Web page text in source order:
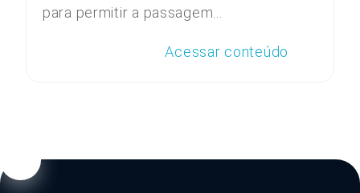
para permitir a passagem...
Acessar conteúdo